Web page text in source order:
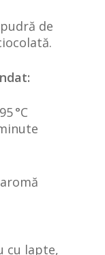
de
°C
cu lapte,